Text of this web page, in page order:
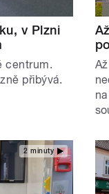
v Plzni
centrum.
přibývá.
2 minuty